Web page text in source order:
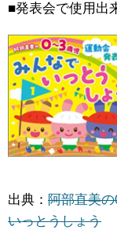
■発表会で使用出
出典： 阿部直美
いっとうしょう